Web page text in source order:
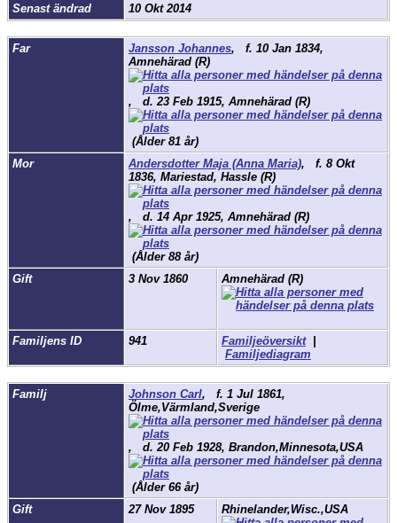
Senast ändrad
10 Okt 2014
Far Jansson Johannes, f. 10 Jan 1834,
Amnehärad (R)
, d. 23 Feb 1915, Amnehärad (R)
(Ålder 81 år)
Mor
Andersdotter Maja (Anna Maria), f. 8 Okt
1836, Mariestad, Hassle (R)
, d. 14 Apr 1925, Amnehärad (R)
(Ålder 88 år)
Gift
3 Nov 1860 Amnehärad (R)
Familjens ID 941 Familjeöversikt|
Familjediagram
Familj Johnson Carl, f. 1 Jul 1861,
Ölme,Värmland,Sverige
, d. 20 Feb 1928, Brandon,Minnesota,USA
(Ålder 66 år)
Gift
27 Nov 1895 Rhinelander,Wisc.,USA